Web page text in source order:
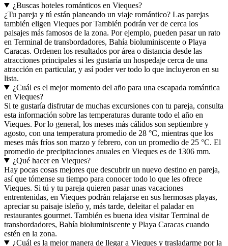
¿Buscas hoteles románticos en Vieques?
¿Tu pareja y tú están planeando un viaje romántico? Las parejas
también eligen Vieques por También podrán ver de cerca los
paisajes más famosos de la zona. Por ejemplo, pueden pasar un rato
en Terminal de transbordadores, Bahía bioluminiscente o Playa
Caracas. Ordenen los resultados por área o distancia desde las
atracciones principales si les gustaría un hospedaje cerca de una
atracción en particular, y así poder ver todo lo que incluyeron en su
lista.
¿Cuál es el mejor momento del año para una escapada romántica
en Vieques?
Si te gustaría disfrutar de muchas excursiones con tu pareja, consulta
esta información sobre las temperaturas durante todo el año en
Vieques. Por lo general, los meses más cálidos son septiembre y
agosto, con una temperatura promedio de 28 °C, mientras que los
meses más fríos son marzo y febrero, con un promedio de 25 °C. El
promedio de precipitaciones anuales en Vieques es de 1306 mm.
¿Qué hacer en Vieques?
Hay pocas cosas mejores que descubrir un nuevo destino en pareja,
así que tómense su tiempo para conocer todo lo que les ofrece
Vieques. Si tú y tu pareja quieren pasar unas vacaciones
entrentenidas, en Vieques podrán relajarse en sus hermosas playas,
apreciar su paisaje isleño y, más tarde, deleitar el paladar en
restaurantes gourmet. También es buena idea visitar Terminal de
transbordadores, Bahía bioluminiscente y Playa Caracas cuando
estén en la zona.
¿Cuál es la mejor manera de llegar a Vieques y trasladarme por la